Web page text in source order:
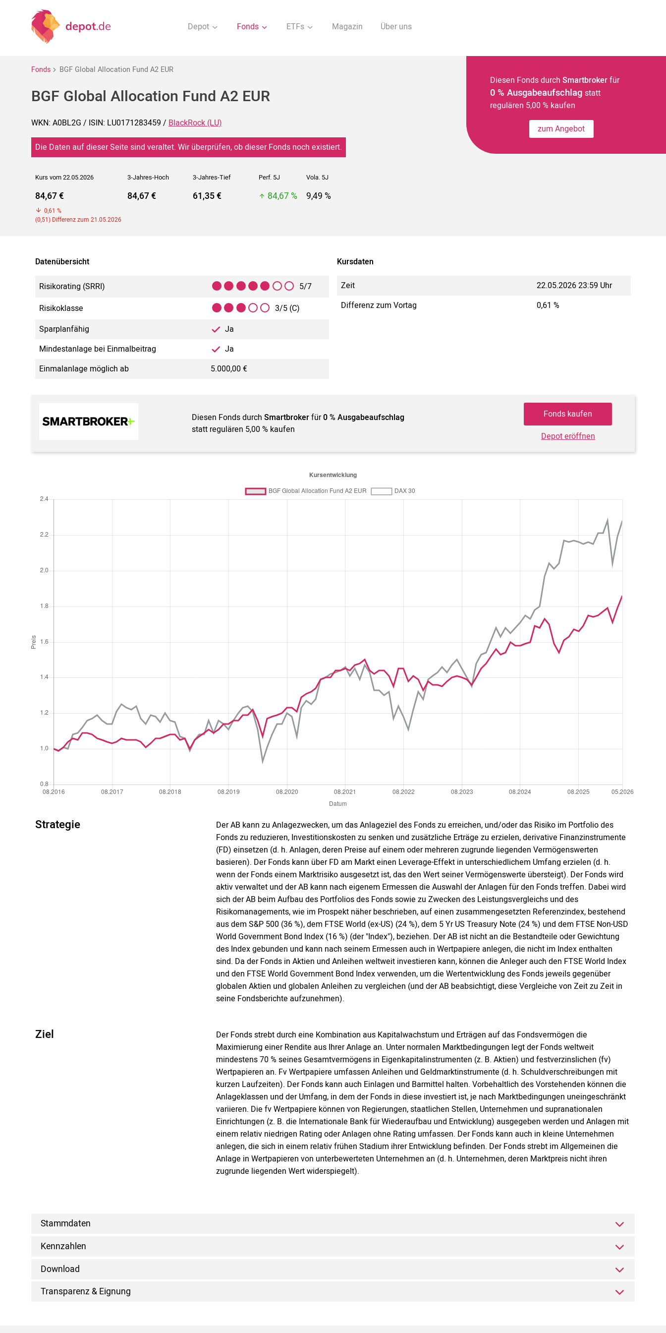
Depot Fonds ETFs Magazin Über uns
Fonds BGF Global Allocation Fund A2 EUR
BGF Global Allocation Fund A2 EUR
WKN: A0BL2G / ISIN: LU0171283459 / BlackRock (LU)
Die Daten auf dieser Seite sind veraltet. Wir überprüfen, ob dieser Fonds noch existiert.
Kurs vom 22.05.2026 3-Jahres-Hoch 3-Jahres-Tief Perf. 5J Vola. 5J
84,67 €
0,61 %
(0,51) Differenz zum 21.05.2026
84,67 € 61,35 € 84,67 % 9,49 %
Diesen Fonds durch Smartbrokerfür
0 % Ausgabeaufschlag statt
regulären 5,00 % kaufen
zum Angebot
Datenübersicht
Risikorating (SRRI)
5/7
Risikoklasse
3/5 (C)
Sparplanfähig
Ja
Mindestanlage bei Einmalbeitrag
Ja
Einmalanlage möglich ab
5.000,00 €
Kursdaten
Zeit
22.05.2026 23:59 Uhr
Differenz zum Vortag
0,61 %
Diesen Fonds durchSmartbrokerfür0 % Ausgabeaufschlag
statt regulären 5,00 % kaufen
Fonds kaufen
Depot eröffnen
Strategie
Der AB kann zu Anlagezwecken, um das Anlageziel des Fonds zu erreichen, und/oder das Risiko im Portfolio des
Fonds zu reduzieren, Investitionskosten zu senken und zusätzliche Erträge zu erzielen, derivative Finanzinstrumente
(FD) einsetzen (d. h. Anlagen, deren Preise auf einem oder mehreren zugrunde liegenden Vermögenswerten
basieren). Der Fonds kann über FD am Markt einen Leverage-Effekt in unterschiedlichem Umfang erzielen (d. h.
wenn der Fonds einem Marktrisiko ausgesetzt ist, das den Wert seiner Vermögenswerte übersteigt). Der Fonds wird
aktiv verwaltet und der AB kann nach eigenem Ermessen die Auswahl der Anlagen für den Fonds treffen. Dabei wird
sich der AB beim Aufbau des Portfolios des Fonds sowie zu Zwecken des Leistungsvergleichs und des
Risikomanagements, wie im Prospekt näher beschrieben, auf einen zusammengesetzten Referenzindex, bestehend
aus dem S&P 500 (36 %), dem FTSE World (ex-US) (24 %), dem 5 Yr US Treasury Note (24 %) und dem FTSE Non-USD
World Government Bond Index (16 %) (der "Index"), beziehen. Der AB ist nicht an die Bestandteile oder Gewichtung
des Index gebunden und kann nach seinem Ermessen auch in Wertpapiere anlegen, die nicht im Index enthalten
sind. Da der Fonds in Aktien und Anleihen weltweit investieren kann, können die Anleger auch den FTSE World Index
und den FTSE World Government Bond Index verwenden, um die Wertentwicklung des Fonds jeweils gegenüber
globalen Aktien und globalen Anleihen zu vergleichen (und der AB beabsichtigt, diese Vergleiche von Zeit zu Zeit in
seine Fondsberichte aufzunehmen).
Ziel
Der Fonds strebt durch eine Kombination aus Kapitalwachstum und Erträgen auf das Fondsvermögen die
Maximierung einer Rendite aus Ihrer Anlage an. Unter normalen Marktbedingungen legt der Fonds weltweit
mindestens 70 % seines Gesamtvermögens in Eigenkapitalinstrumenten (z. B. Aktien) und festverzinslichen (fv)
Wertpapieren an. Fv Wertpapiere umfassen Anleihen und Geldmarktinstrumente (d. h. Schuldverschreibungen mit
kurzen Laufzeiten). Der Fonds kann auch Einlagen und Barmittel halten. Vorbehaltlich des Vorstehenden können die
Anlageklassen und der Umfang, in dem der Fonds in diese investiert ist, je nach Marktbedingungen uneingeschränkt
variieren. Die fv Wertpapiere können von Regierungen, staatlichen Stellen, Unternehmen und supranationalen
Einrichtungen (z. B. die Internationale Bank für Wiederaufbau und Entwicklung) ausgegeben werden und Anlagen mit
einem relativ niedrigen Rating oder Anlagen ohne Rating umfassen. Der Fonds kann auch in kleine Unternehmen
anlegen, die sich in einem relativ frühen Stadium ihrer Entwicklung befinden. Der Fonds strebt im Allgemeinen die
Anlage in Wertpapieren von unterbewerteten Unternehmen an (d. h. Unternehmen, deren Marktpreis nicht ihren
zugrunde liegenden Wert widerspiegelt).
Stammdaten
Kennzahlen
Download
Transparenz & Eignung